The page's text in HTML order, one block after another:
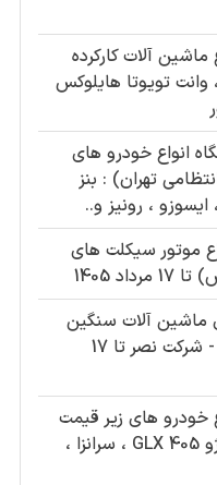
ماشین آلات کارکرده
تویوتا هایلوکس
340 دستگاه انواع خودرو های
تهران) : بنز
انواع موتور سیکلت های
1405
ماشین آلات سنگین
(غلطک پاچه بزی و آبی) - شرکت نصر تا 17
انواع خودرو های زیر قیمت
(بنیاد مسکن) شامل : پژو 405 GLX ، سرانزا ،